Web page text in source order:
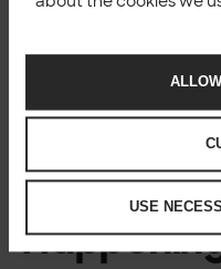
USE